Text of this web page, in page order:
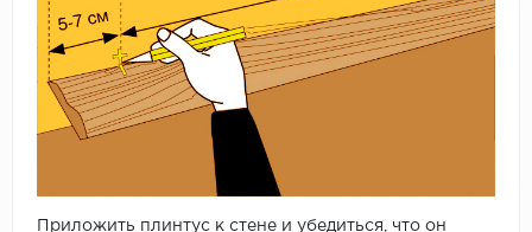
Приложить плинтус к стене и убедиться, что он